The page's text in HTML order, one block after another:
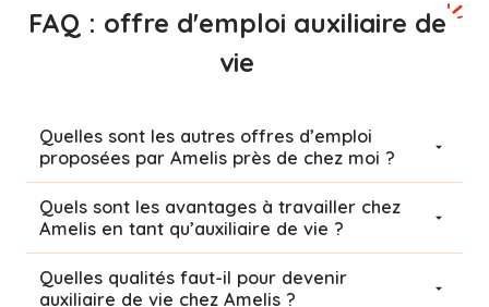
FAQ : offre d'emploi auxiliaire de
vie
Quelles sont les autres offres d’emploi
proposées par Amelis près de chez moi ?
Quels sont les avantages à travailler chez
Amelis en tant qu’auxiliaire de vie ?
Quelles qualités faut-il pour devenir
auxiliaire de vie chez Amelis ?